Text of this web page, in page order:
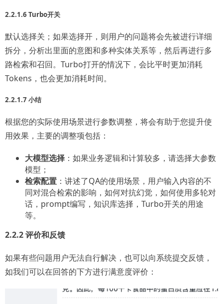
2.2.1.6 Turbo开关
默认选择关；如果选择开，则用户的问题将会先被进行详细
拆分，分析出里面的意图和多种实体关系等，然后再进行多
路检索和召回。Turbo打开的情况下，会比平时更加消耗
Tokens，也会更加消耗时间。
2.2.1.7 小结
根据您的实际使用场景进行参数调整，将会有助于您提升使
用效果，主要的调整项包括：
大模型选择 ：如果业务逻辑和计算较多，请选择大参数
模型；
检索配置 ：讲述了QA的使用场景，用户输入内容的不
同对混合检索的影响，如何对抗幻觉，如何使用多轮对
话，prompt编写，知识库选择，Turbo开关的用途
等。
2.2.2 评价和反馈
如果有些问题用户无法自行解决，也可以向系统提交反馈，
如我们可以在回答的下方进行满意度评价：